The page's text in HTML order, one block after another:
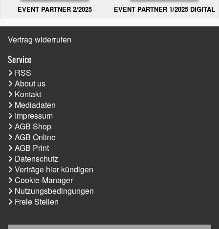
EVENT PARTNER 2/2025 EVENT PARTNER 1/2025 DIGITAL
Vertrag widerrufen
Service
RSS
About us
Kontakt
Mediadaten
Impressum
AGB Shop
AGB Online
AGB Print
Datenschutz
Verträge hier kündigen
Cookie-Manager
Nutzungsbedingungen
Freie Stellen